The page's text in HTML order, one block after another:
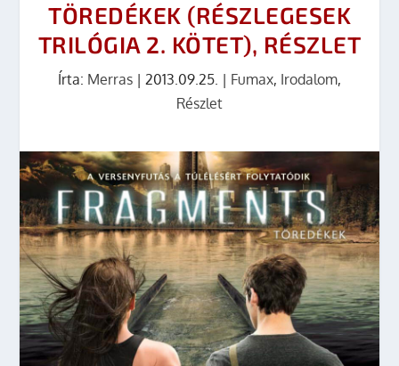
TÖREDÉKEK (RÉSZLEGESEK
TRILÓGIA 2. KÖTET), RÉSZLET
Írta: Merras | 2013.09.25. | Fumax, Irodalom,
Részlet